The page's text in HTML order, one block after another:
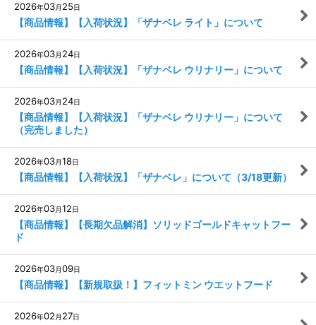
2026年03月 25日
【商品情報】【入荷状況】「ザナベレ ライト」について
2026年03月 24日
【商品情報】【入荷状況】「ザナベレ ウリナリー」について
2026年03月 24日
【商品情報】【入荷状況】「ザナベレ ウリナリー」について
（完売しました）
2026年03月18日
【商品情報】【入荷状況】「ザナベレ」について（3/18更新）
2026年03月12日
【商品情報】【長期欠品解消】ソリッドゴールドキャットフー
ド
2026年03月09日
【商品情報】【新規取扱！】フィットミン ウエットフード
2026年02 月 27日